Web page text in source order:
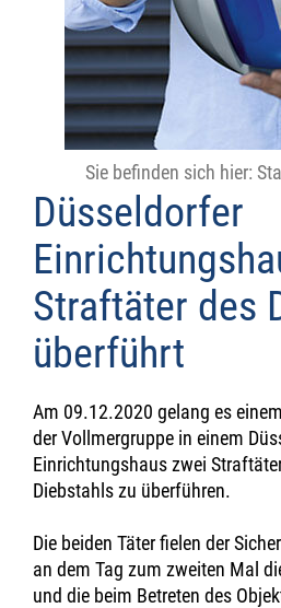
Sie befinden sich hier:
Düsseldorfer
Straftäter des
überführt
Am 09.12.2020 gelang es
der Vollmergruppe in einem
Einrichtungshaus zwei
Diebstahls zu überführen.
Die beiden Täter fielen der
an dem Tag zum zweiten Mal
und die beim Betreten des